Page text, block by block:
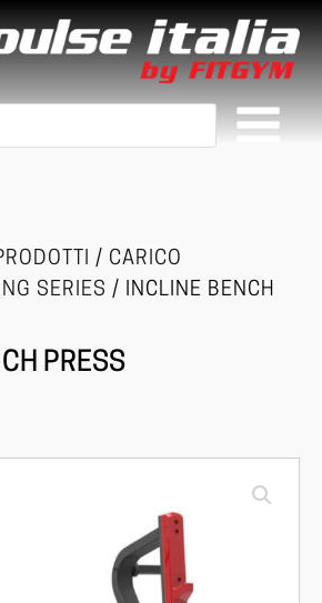
/ CARICO
SERIES / INCLINE BENCH
PRESS